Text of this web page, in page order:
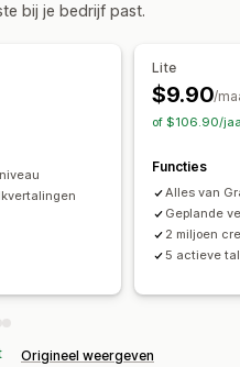
vertaling
bij je bedrijf past.
Lite
$9.90/
of $106.90/
Functies
Alles van
Geplande
2 miljoen
5 actieve
Origineel weergeven